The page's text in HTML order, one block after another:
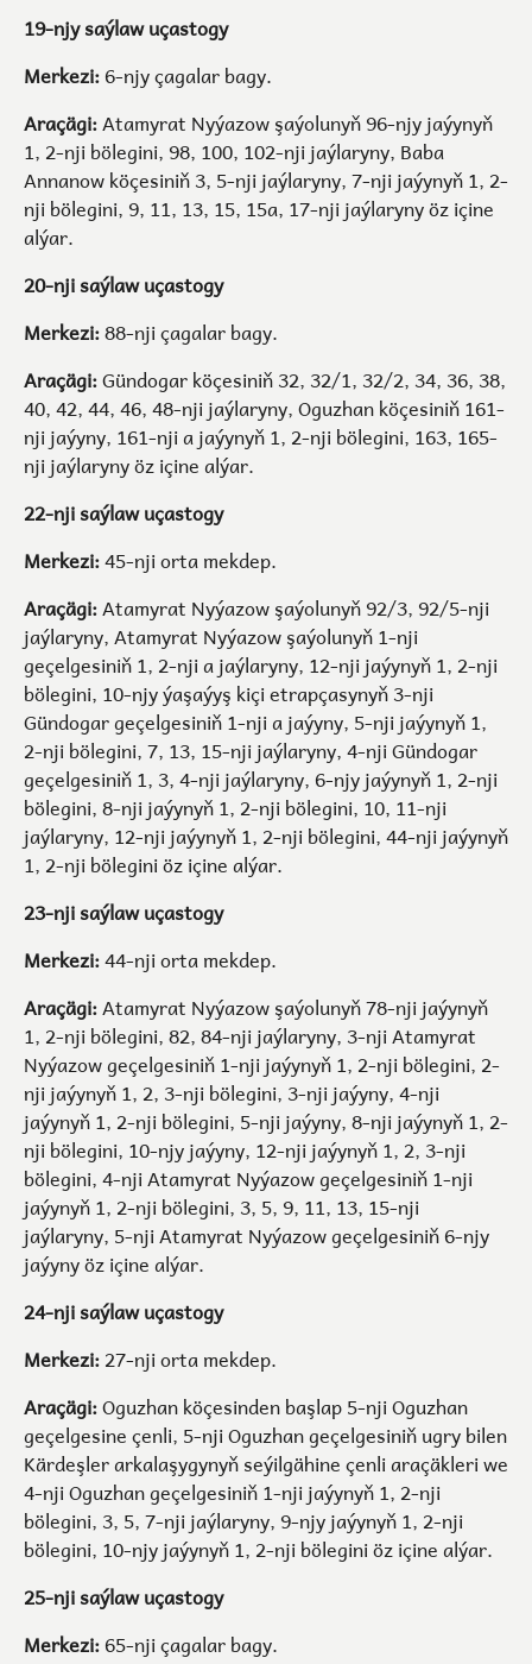
19-njy saýlaw uçastogy
Merkezi:6-njy çagalar bagy.
Araçägi:Atamyrat Nyýazow şaýolunyň 96-njy jaýynyň
1, 2-nji bölegini, 98, 100, 102-nji jaýlaryny, Baba
Annanow köçesiniň 3, 5-nji jaýlaryny, 7-nji jaýynyň 1, 2-
nji bölegini, 9, 11, 13, 15, 15a, 17-nji jaýlaryny öz içine
alýar.
20-nji saýlaw uçastogy
Merkezi:88-nji çagalar bagy.
Araçägi:Gündogar köçesiniň 32, 32/1, 32/2, 34, 36, 38,
40, 42, 44, 46, 48-nji jaýlaryny, Oguzhan köçesiniň 161-
nji jaýyny, 161-nji a jaýynyň 1, 2-nji bölegini, 163, 165-
nji jaýlaryny öz içine alýar.
22-nji saýlaw uçastogy
Merkezi:45-nji orta mekdep.
Araçägi:Atamyrat Nyýazow şaýolunyň 92/3, 92/5-nji
jaýlaryny, Atamyrat Nyýazow şaýolunyň 1-nji
geçelgesiniň 1, 2-nji a jaýlaryny, 12-nji jaýynyň 1, 2-nji
bölegini, 10-njy ýaşaýyş kiçi etrapçasynyň 3-nji
Gündogar geçelgesiniň 1-nji a jaýyny, 5-nji jaýynyň 1,
2-nji bölegini, 7, 13, 15-nji jaýlaryny, 4-nji Gündogar
geçelgesiniň 1, 3, 4-nji jaýlaryny, 6-njy jaýynyň 1, 2-nji
bölegini, 8-nji jaýynyň 1, 2-nji bölegini, 10, 11-nji
jaýlaryny, 12-nji jaýynyň 1, 2-nji bölegini, 44-nji jaýynyň
1, 2-nji bölegini öz içine alýar.
23-nji saýlaw uçastogy
Merkezi:44-nji orta mekdep.
Araçägi:Atamyrat Nyýazow şaýolunyň 78-nji jaýynyň
1, 2-nji bölegini, 82, 84-nji jaýlaryny, 3-nji Atamyrat
Nyýazow geçelgesiniň 1-nji jaýynyň 1, 2-nji bölegini, 2-
nji jaýynyň 1, 2, 3-nji bölegini, 3-nji jaýyny, 4-nji
jaýynyň 1, 2-nji bölegini, 5-nji jaýyny, 8-nji jaýynyň 1, 2-
nji bölegini, 10-njy jaýyny, 12-nji jaýynyň 1, 2, 3-nji
bölegini, 4-nji Atamyrat Nyýazow geçelgesiniň 1-nji
jaýynyň 1, 2-nji bölegini, 3, 5, 9, 11, 13, 15-nji
jaýlaryny, 5-nji Atamyrat Nyýazow geçelgesiniň 6-njy
jaýyny öz içine alýar.
24-nji saýlaw uçastogy
Merkezi:27-nji orta mekdep.
Araçägi:Oguzhan köçesinden başlap 5-nji Oguzhan
geçelgesine çenli, 5-nji Oguzhan geçelgesiniň ugry bilen
Kärdeşler arkalaşygynyň seýilgähine çenli araçäkleri we
4-nji Oguzhan geçelgesiniň 1-nji jaýynyň 1, 2-nji
bölegini, 3, 5, 7-nji jaýlaryny, 9-njy jaýynyň 1, 2-nji
bölegini, 10-njy jaýynyň 1, 2-nji bölegini öz içine alýar.
25-nji saýlaw uçastogy
Merkezi:65-nji çagalar bagy.